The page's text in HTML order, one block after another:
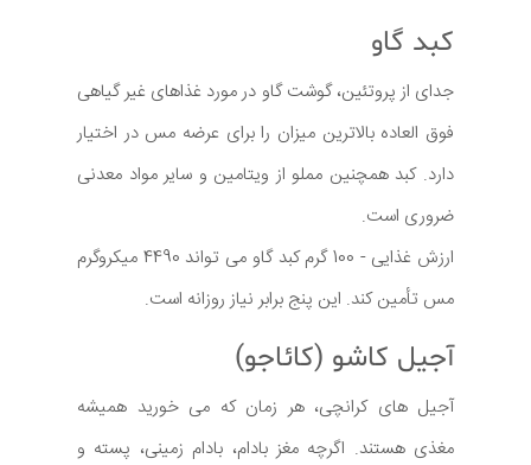
کبد گاو
جدای از پروتئین، گوشت گاو در مورد غذاهای غیر گیاهی
فوق العاده بالاترین میزان را برای عرضه مس در اختیار
دارد. کبد همچنین مملو از ویتامین و سایر مواد معدنی
ضروری است.
ارزش غذایی - 100 گرم کبد گاو می تواند 4490 میکروگرم
مس تأمین کند. این پنج برابر نیاز روزانه است.
آجیل کاشو (کائاجو)
آجیل های کرانچی، هر زمان که می خورید همیشه
مغذی هستند. اگرچه مغز بادام، بادام زمینی، پسته و